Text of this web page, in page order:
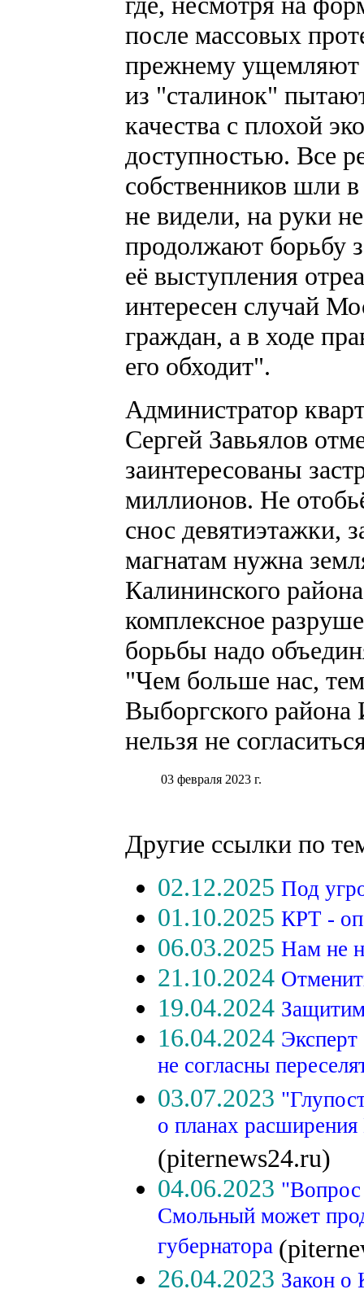
после массовых
прежнему
из "сталинок"
качества с плохой
доступностью. Все
собственников шли
не видели, на руки
продолжают борьбу
её выступления
интересен случай
граждан, а в ходе
его обходит".
Администратор
Сергей Завьялов
заинтересованы
миллионов. Не
снос девятиэтажки,
магнатам нужна
Калининского
комплексное
борьбы надо
"Чем больше нас,
Выборгского
нельзя не
03 февраля 2023 г.
Другие ссылки по
02.12.2025 Под
01.10.2025 КРТ -
06.03.2025 Нам не
21.10.2024
19.04.2024
16.04.2024
не согласны
03.07.2023
о планах
(piternews24.ru)
04.06.2023 "Вопрос
Смольный может
губернатора
26.04.2023 Закон о